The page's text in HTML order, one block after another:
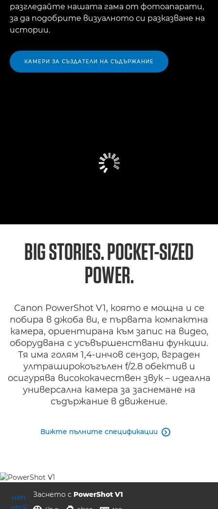
разгледайте нашата гама от фотоапарати,
за да подобрите визуалното си разказване на
истории.
КАМЕРИ ЗА СЪЗДАТЕЛИ НА СЪДЪРЖАНИЕ
BIG STORIES. POCKET-SIZED
POWER.
Canon PowerShot V1, която е мощна и се
побира в джоба ви, е първата компактна
камера, ориентирана към запис на видео,
оборудвана с усъвършенствани функции.
Тя има голям 1,4-инчов сензор, вграден
ултраширокоъгълен f/2.8 обектив и
осигурява висококачествен звук – идеална
универсална камера за заснемане на
съдържание в движение.
Вижте пълните спецификации 
Заснето с PowerShot V1